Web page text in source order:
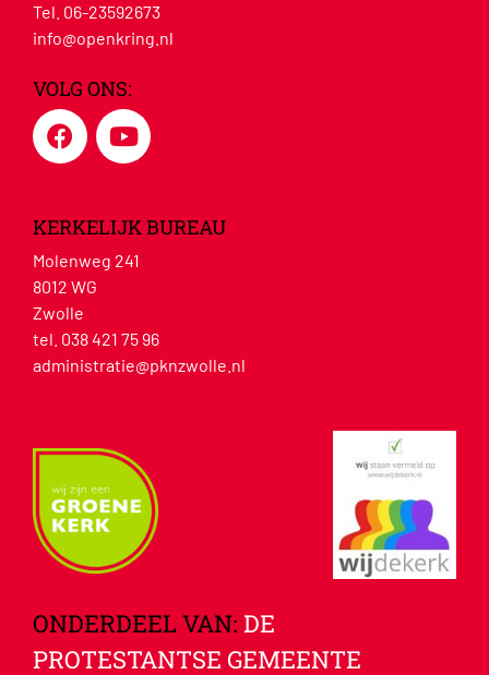
Tel. 06-23592673
info@openkring.nl
VOLG ONS:
KERKELIJK BUREAU
Molenweg 241
8012 WG
Zwolle
tel. 038 421 75 96
administratie@pknzwolle.nl
ONDERDEEL VAN: DE
PROTESTANTSE GEMEENTE